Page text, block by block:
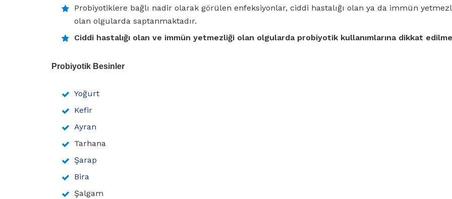
Probiyotiklere bağlı nadir olarak görülen enfeksiyonlar, ciddi hastalığı olan ya da immün
olan olgularda saptanmaktadır.
Ciddi hastalığı olan ve immün yetmezliği olan olgularda probiyotik kullanımlarına dikkat
Probiyotik Besinler
Yoğurt
Kefir
Ayran
Tarhana
Şarap
Bira
Şalgam